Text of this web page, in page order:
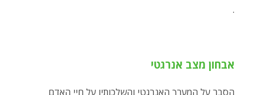
.
אבחון מצב אנרגטי
הסבר על המערך האנרגטי והשלכותיו על חיי האדם